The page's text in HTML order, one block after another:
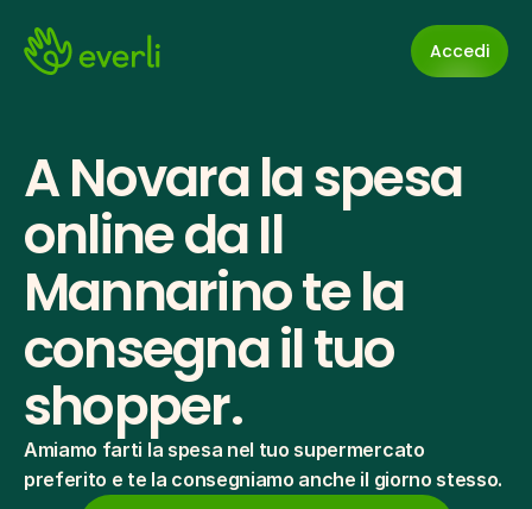
Accedi
A Novara la spesa
online da Il
Mannarino te la
consegna il tuo
shopper.
Amiamo farti la spesa nel tuo supermercato
preferito e te la consegniamo anche il giorno stesso.